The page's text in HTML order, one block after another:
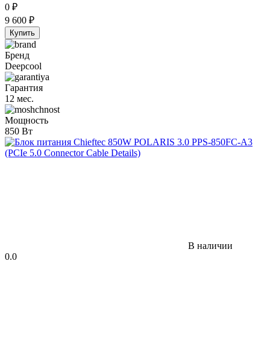
0 ₽
9 600 ₽
Купить
Бренд
Deepcool
Гарантия
12 мес.
Мощность
850 Вт
В наличии
0.0